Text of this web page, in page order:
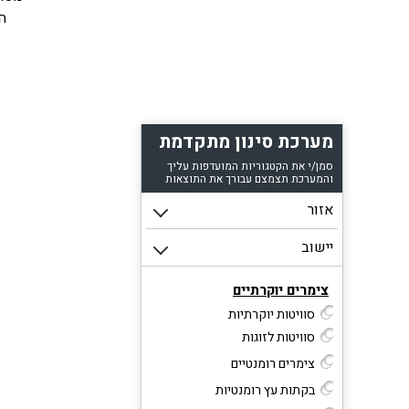
מערכת סינון מתקדמת
סמן/י את הקטגוריות המועדפות עליך
והמערכת תצמצם עבורך את התוצאות
צימרים יוקרתיים
סוויטות יוקרתיות
סוויטות לזוגות
צימרים רומנטיים
בקתות עץ רומנטיות